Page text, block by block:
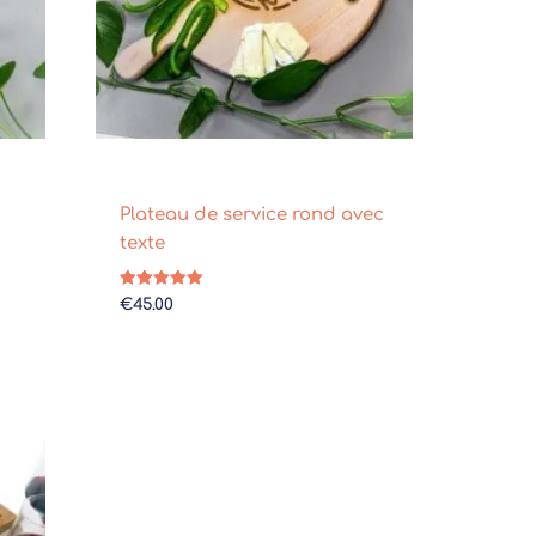
Plateau de service rond avec
texte
Note
5.00
€45.00